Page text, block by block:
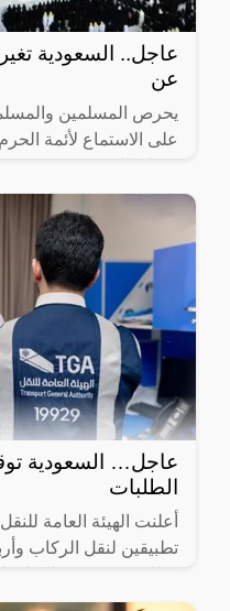
عاجل.. السعودية
عن
يحرص المسلمين
على الاستماع لأئمة
العبادات التي
الطلبات
أعلنت الهيئة العامة
تطبيقين لنقل الركاب